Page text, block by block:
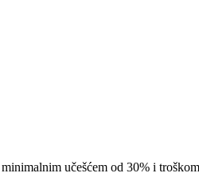
učešćem od 30% i